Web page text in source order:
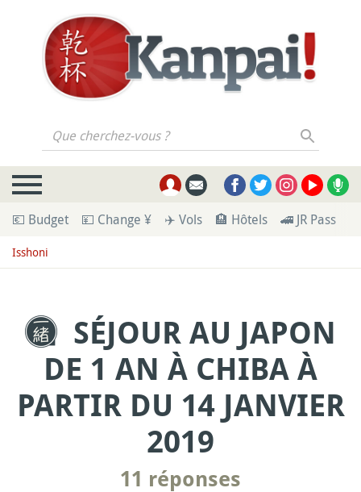
Que cherchez-vous ?
💶 Budget 💴 Change ¥ ✈️ Vols 🏨 Hôtels 🚄 JR Pass
Isshoni
SÉJOUR AU JAPON
DE 1 AN À CHIBA À
PARTIR DU 14 JANVIER
2019
11 réponses